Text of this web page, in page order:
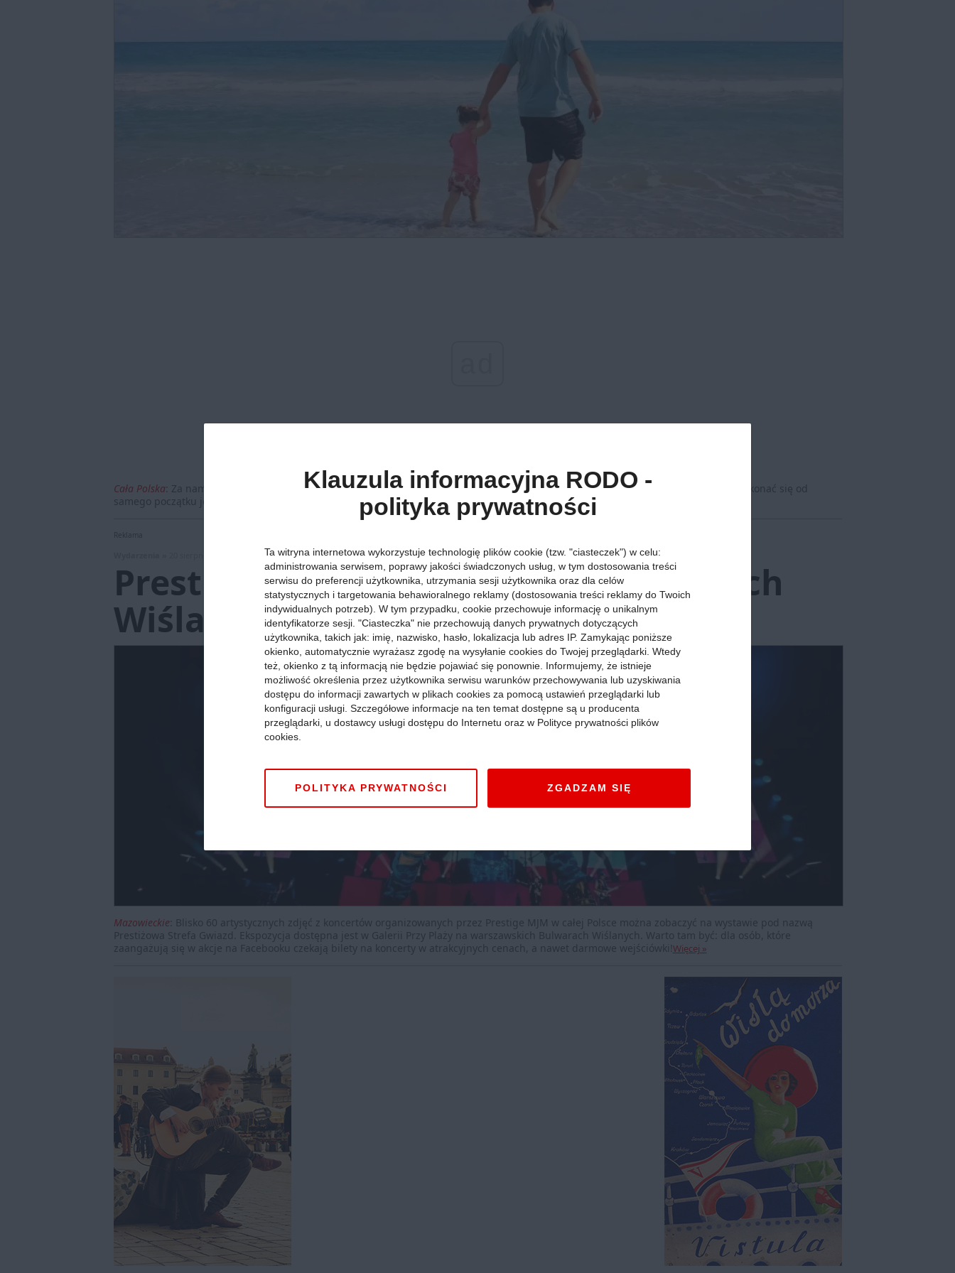
Cała Polska Za nami pierwsze tygodnie z bonem turystycznym. O tym, jak duże zainteresowanie budzi wśród Polaków, mogliśmy przekonać się od
samego początku jego działania. Wiele osób już zdążyło go wykorzystać!
Więcej »
Reklama
20 sierpnia 2020, godz. 10:42
Prestiżowa Strefa Gwiazd na Bulwarach
Wiślanych
Mazowieckie Blisko 60 artystycznych zdjęć z koncertów organizowanych przez Prestige MJM w całej Polsce można zobaczyć na wystawie pod nazwą
Prestiżowa Strefa Gwiazd. Ekspozycja dostępna jest w Galerii Przy Plaży na warszawskich Bulwarach Wiślanych. Warto tam być: dla osób, które
zaangażują się w akcje na Facebooku czekają bilety na koncerty w atrakcyjnych cenach, a nawet darmowe wejściówki! Więcej »
Klauzula informacyjna RODO -
polityka prywatności
Ta witryna internetowa wykorzystuje technologię plików cookie (tzw. "ciasteczek") w celu:
administrowania serwisem, poprawy jakości świadczonych usług, w tym dostosowania treści
serwisu do preferencji użytkownika, utrzymania sesji użytkownika oraz dla celów
statystycznych i targetowania behawioralnego reklamy (dostosowania treści reklamy do Twoich
indywidualnych potrzeb). W tym przypadku, cookie przechowuje informację o unikalnym
identyfikatorze sesji. "Ciasteczka" nie przechowują danych prywatnych dotyczących
użytkownika, takich jak: imię, nazwisko, hasło, lokalizacja lub adres IP. Zamykając poniższe
okienko, automatycznie wyrażasz zgodę na wysyłanie cookies do Twojej przeglądarki. Wtedy
też, okienko z tą informacją nie będzie pojawiać się ponownie. Informujemy, że istnieje
możliwość określenia przez użytkownika serwisu warunków przechowywania lub uzyskiwania
dostępu do informacji zawartych w plikach cookies za pomocą ustawień przeglądarki lub
konfiguracji usługi. Szczegółowe informacje na ten temat dostępne są u producenta
przeglądarki, u dostawcy usługi dostępu do Internetu oraz w Polityce prywatności plików
cookies.
POLITYKA PRYWATNOŚCI ZGADZAM SIĘ